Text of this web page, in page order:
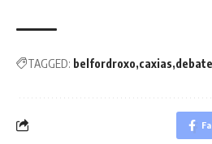
TAGGED: belfordroxo caxias